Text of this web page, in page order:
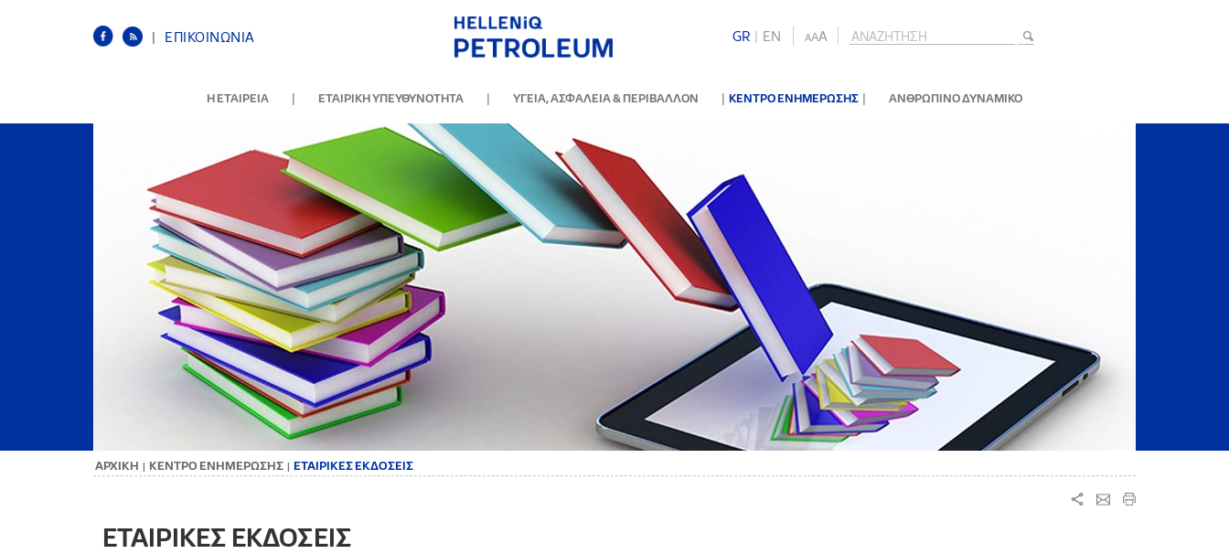
| ΕΠΙΚΟΙΝΩΝΙΑ GR | ΕΝ AAA
Η ΕΤΑΙΡΕΙΑ | ΕΤΑΙΡΙΚΗ ΥΠΕΥΘΥΝΟΤΗΤΑ | ΥΓΕΙΑ, ΑΣΦΑΛΕΙΑ & ΠΕΡΙΒΑΛΛΟΝ | ΚΕΝΤΡΟ ΕΝΗΜΕΡΩΣΗΣ | ΑΝΘΡΩΠΙΝΟ ΔΥΝΑΜΙΚΟ
ΑΡΧΙΚΗ | ΚΕΝΤΡΟ ΕΝΗΜΕΡΩΣΗΣ | ΕΤΑΙΡΙΚΕΣ ΕΚΔΟΣΕΙΣ
ΕΤΑΙΡΙΚΕΣ ΕΚΔΟΣΕΙΣ